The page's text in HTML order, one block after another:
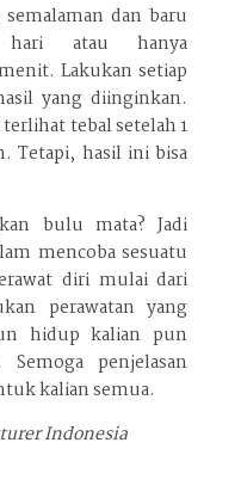
dan baru
atau hanya
Lakukan setiap
yang diinginkan.
tebal setelah 1
Tetapi, hasil ini bisa
bulu mata? Jadi
mencoba sesuatu
diri mulai dari
perawatan yang
hidup kalian pun
penjelasan
kalian semua.
Indonesia